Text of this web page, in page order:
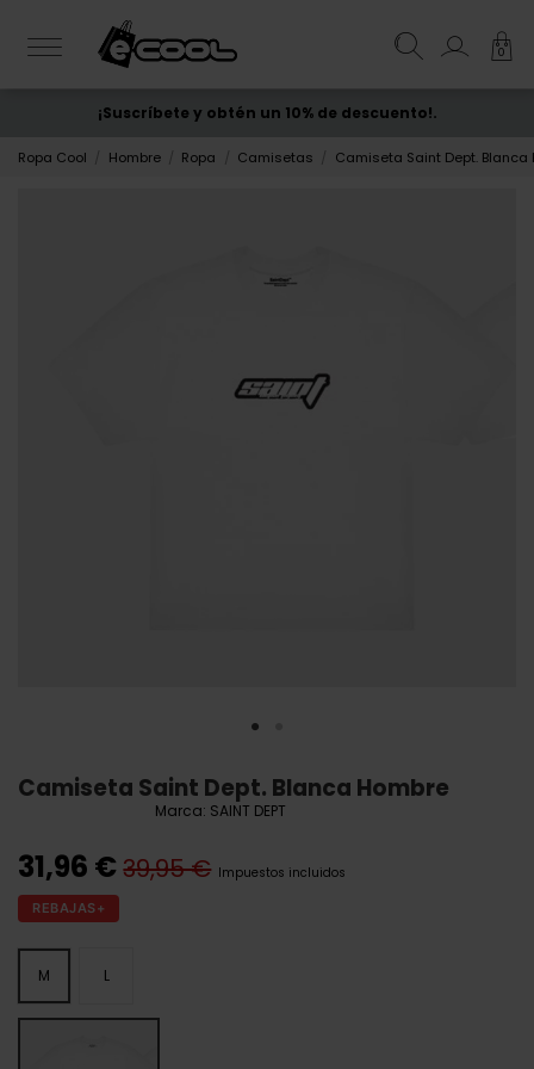
0
ENVÍO GRATIS desde 50€
¡Suscríbete y obtén un 10% de descuento!.
Ropa Cool Hombre Ropa Camisetas Camiseta Saint Dept. Blanca
Camiseta Saint Dept. Blanca Hombre
Marca: SAINT DEPT
31,96 €39,95 € Impuestos incluidos
REBAJAS+
M L